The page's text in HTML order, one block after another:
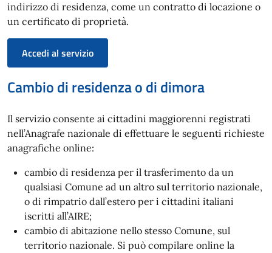
indirizzo di residenza, come un contratto di locazione o
un certificato di proprietà.
Accedi al servizio
Cambio di residenza o di dimora
Il servizio consente ai cittadini maggiorenni registrati
nell’Anagrafe nazionale di effettuare le seguenti richieste
anagrafiche online:
cambio di residenza per il trasferimento da un
qualsiasi Comune ad un altro sul territorio nazionale,
o di rimpatrio dall’estero per i cittadini italiani
iscritti all’AIRE;
cambio di abitazione nello stesso Comune, sul
territorio nazionale. Si può compilare online la